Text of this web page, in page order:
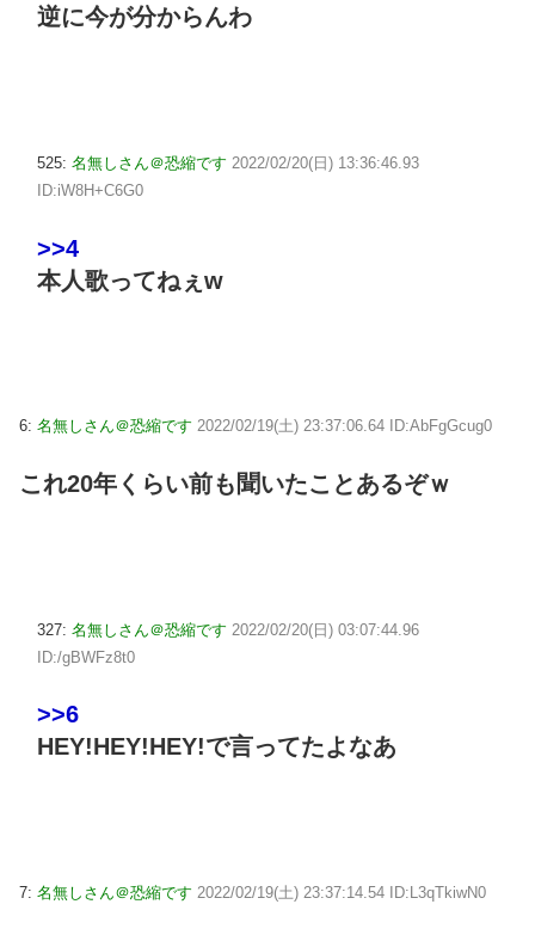
逆に今が分からんわ
525: 名無しさん＠恐縮です 2022/02/20(日) 13:36:46.93
ID:iW8H+C6G0
>>4
本人歌ってねぇw
6: 名無しさん＠恐縮です 2022/02/19(土) 23:37:06.64 ID:AbFgGcug0
これ20年くらい前も聞いたことあるぞｗ
327: 名無しさん＠恐縮です 2022/02/20(日) 03:07:44.96
ID:/gBWFz8t0
>>6
HEY!HEY!HEY!で言ってたよなあ
7: 名無しさん＠恐縮です 2022/02/19(土) 23:37:14.54 ID:L3qTkiwN0